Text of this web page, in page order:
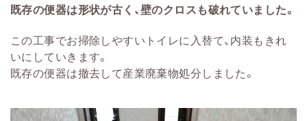
既存の便器は形状が古く、壁のクロスも破れていました。
この工事でお掃除しやすいトイレに入替て、内装もきれ
いにしていきます。
既存の便器は撤去して産業廃棄物処分しました。